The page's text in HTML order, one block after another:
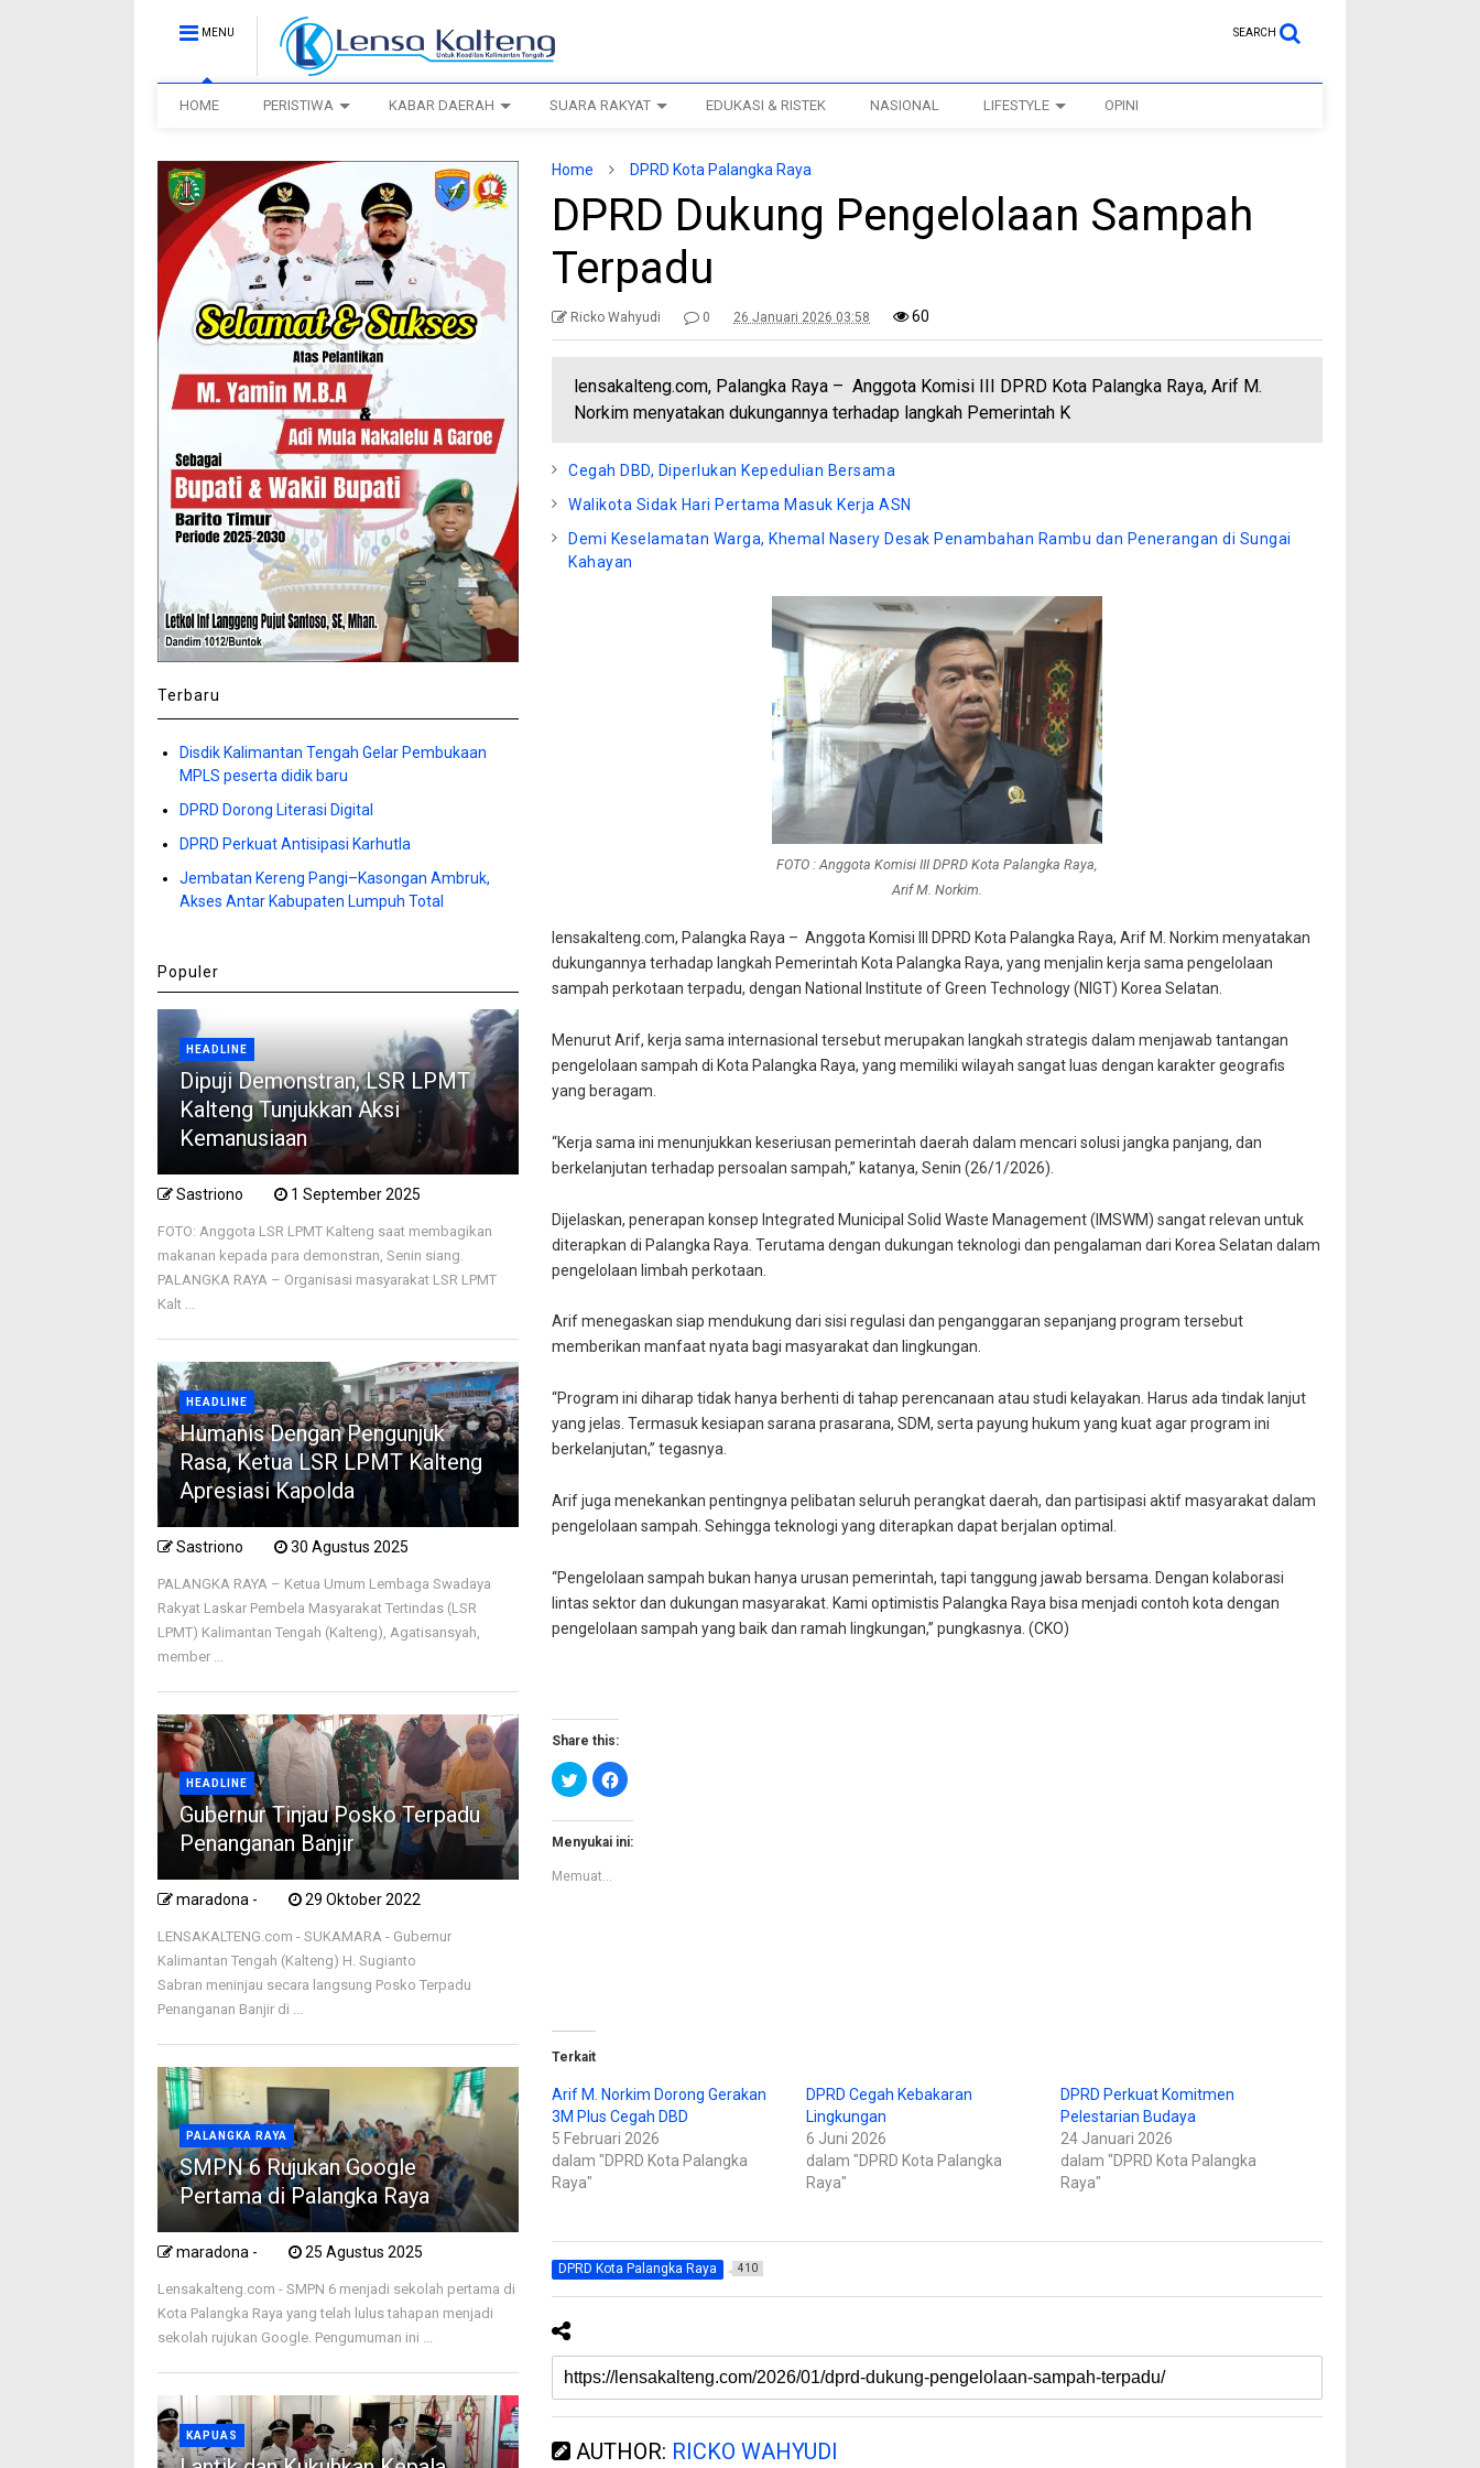
MENU SEARCH
HOME PERISTIWA KABAR DAERAH SUARA RAKYAT EDUKASI & RISTEK NASIONAL LIFESTYLE OPINI
Home DPRD Kota Palangka Raya
DPRD Dukung Pengelolaan Sampah
Terpadu
Ricko Wahyudi 0 26 Januari 2026 03:58 60
lensakalteng.com, Palangka Raya – Anggota Komisi III DPRD Kota Palangka Raya, Arif M.
Norkim menyatakan dukungannya terhadap langkah Pemerintah K
Cegah DBD, Diperlukan Kepedulian Bersama
Walikota Sidak Hari Pertama Masuk Kerja ASN
Demi Keselamatan Warga, Khemal Nasery Desak Penambahan Rambu dan Penerangan di Sungai
Kahayan
FOTO : Anggota Komisi III DPRD Kota Palangka Raya,
Arif M. Norkim.
lensakalteng.com, Palangka Raya – Anggota Komisi III DPRD Kota Palangka Raya, Arif M. Norkim menyatakan
dukungannya terhadap langkah Pemerintah Kota Palangka Raya, yang menjalin kerja sama pengelolaan
sampah perkotaan terpadu, dengan National Institute of Green Technology (NIGT) Korea Selatan.
Menurut Arif, kerja sama internasional tersebut merupakan langkah strategis dalam menjawab tantangan
pengelolaan sampah di Kota Palangka Raya, yang memiliki wilayah sangat luas dengan karakter geografis
yang beragam.
“Kerja sama ini menunjukkan keseriusan pemerintah daerah dalam mencari solusi jangka panjang, dan
berkelanjutan terhadap persoalan sampah,” katanya, Senin (26/1/2026).
Dijelaskan, penerapan konsep Integrated Municipal Solid Waste Management (IMSWM) sangat relevan untuk
diterapkan di Palangka Raya. Terutama dengan dukungan teknologi dan pengalaman dari Korea Selatan dalam
pengelolaan limbah perkotaan.
Arif menegaskan siap mendukung dari sisi regulasi dan penganggaran sepanjang program tersebut
memberikan manfaat nyata bagi masyarakat dan lingkungan.
“Program ini diharap tidak hanya berhenti di tahap perencanaan atau studi kelayakan. Harus ada tindak lanjut
yang jelas. Termasuk kesiapan sarana prasarana, SDM, serta payung hukum yang kuat agar program ini
berkelanjutan,” tegasnya.
Arif juga menekankan pentingnya pelibatan seluruh perangkat daerah, dan partisipasi aktif masyarakat dalam
pengelolaan sampah. Sehingga teknologi yang diterapkan dapat berjalan optimal.
“Pengelolaan sampah bukan hanya urusan pemerintah, tapi tanggung jawab bersama. Dengan kolaborasi
lintas sektor dan dukungan masyarakat. Kami optimistis Palangka Raya bisa menjadi contoh kota dengan
pengelolaan sampah yang baik dan ramah lingkungan,” pungkasnya. (CKO)
Share this:
K
l
n
t
k
a
w
i
t
e
r
(
M
e
m
b
d
j
e
y
a
n
g
a
u
)
K
l
n
e
b
o
o
k
(
M
k
d
i
l
a
y
a
g
a
r
Menyukai ini:
Memuat...
Terkait
Arif M. Norkim Dorong Gerakan
3M Plus Cegah DBD
5 Februari 2026
dalam "DPRD Kota Palangka
Raya"
DPRD Cegah Kebakaran
Lingkungan
6 Juni 2026
dalam "DPRD Kota Palangka
Raya"
DPRD Perkuat Komitmen
Pelestarian Budaya
24 Januari 2026
dalam "DPRD Kota Palangka
Raya"
DPRD Kota Palangka Raya 410
AUTHOR: RICKO WAHYUDI
Terbaru
Disdik Kalimantan Tengah Gelar Pembukaan
MPLS peserta didik baru
DPRD Dorong Literasi Digital
DPRD Perkuat Antisipasi Karhutla
Jembatan Kereng Pangi–Kasongan Ambruk,
Akses Antar Kabupaten Lumpuh Total
Populer
HEADLINE
Dipuji Demonstran, LSR LPMT
Kalteng Tunjukkan Aksi
Kemanusiaan
Sastriono 1 September 2025
FOTO: Anggota LSR LPMT Kalteng saat membagikan
makanan kepada para demonstran, Senin siang.
PALANGKA RAYA – Organisasi masyarakat LSR LPMT
Kalt ...
HEADLINE
Humanis Dengan Pengunjuk
Rasa, Ketua LSR LPMT Kalteng
Apresiasi Kapolda
Sastriono 30 Agustus 2025
PALANGKA RAYA – Ketua Umum Lembaga Swadaya
Rakyat Laskar Pembela Masyarakat Tertindas (LSR
LPMT) Kalimantan Tengah (Kalteng), Agatisansyah,
member ...
HEADLINE
Gubernur Tinjau Posko Terpadu
Penanganan Banjir
maradona - 29 Oktober 2022
LENSAKALTENG.com - SUKAMARA - Gubernur
Kalimantan Tengah (Kalteng) H. Sugianto
Sabran meninjau secara langsung Posko Terpadu
Penanganan Banjir di ...
PALANGKA RAYA
SMPN 6 Rujukan Google
Pertama di Palangka Raya
maradona - 25 Agustus 2025
Lensakalteng.com - SMPN 6 menjadi sekolah pertama di
Kota Palangka Raya yang telah lulus tahapan menjadi
sekolah rujukan Google. Pengumuman ini ...
KAPUAS